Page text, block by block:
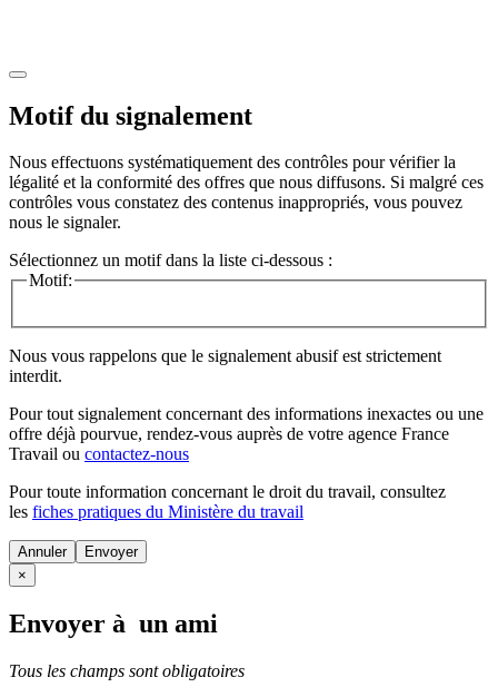
Motif du signalement
Nous effectuons systématiquement des contrôles pour vérifier la
légalité et la conformité des offres que nous diffusons. Si malgré ces
contrôles vous constatez des contenus inappropriés, vous pouvez
nous le signaler.
Sélectionnez un motif dans la liste ci-dessous :
Motif:
Nous vous rappelons que le signalement abusif est strictement
interdit.
Pour tout signalement concernant des informations inexactes ou une
offre déjà pourvue, rendez-vous auprès de votre agence France
Travail ou contactez-nous
Pour toute information concernant le droit du travail, consultez
les fiches pratiques du Ministère du travail
Annuler
×
Envoyer à un ami
Tous les champs sont obligatoires